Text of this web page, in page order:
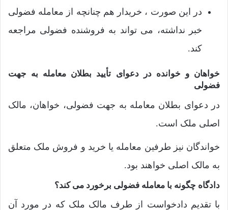
در این صورت ، خریدار هم چنانچه از معامله فضولی
خبر نداشته، می تواند به فروشنده فضولی مراجعه
کند.
خواهان و خوانده در دعوای تأیید بطلان معامله به جهت
فضولی
در دعوای بطلان معامله به جهت فضولی، خواهان، مالک
اصلی ملک است.
خواندگان نیز طرفین معامله یا خرید و فروش ملک متعلق
به مالک اصلی خواهند بود.
دادگاه چگونه با معامله فضولی برخورد می کند؟
با تقدیم دادخواست از طرف مالک ملک که در مورد آن